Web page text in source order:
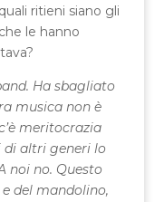
ritieni siano gli
le hanno
Ha sbagliato
musica non è
meritocrazia
altri generi lo
noi no. Questo
del mandolino,